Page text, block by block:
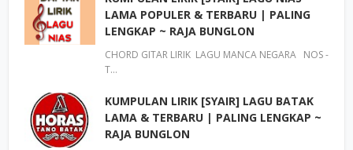
LAMA POPULER & TERBARU | PALING
LENGKAP ~ RAJA BUNGLON
CHORD GITAR LIRIK LAGU MANCA NEGARA NOS -
T…
KUMPULAN LIRIK [SYAIR] LAGU BATAK
LAMA & TERBARU | PALING LENGKAP ~
RAJA BUNGLON